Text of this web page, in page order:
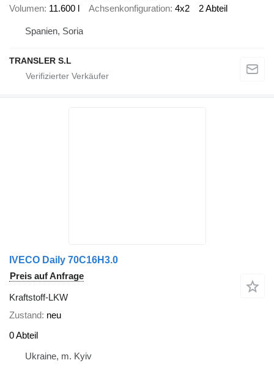
Volumen 11.600 l Achsenkonfiguration 4x2 2 Abteil
Spanien, Soria
TRANSLER S.L
IVECO Daily 70C16H3.0
Preis auf Anfrage
Kraftstoff-LKW
Zustand
neu
0 Abteil
Ukraine, m. Kyiv